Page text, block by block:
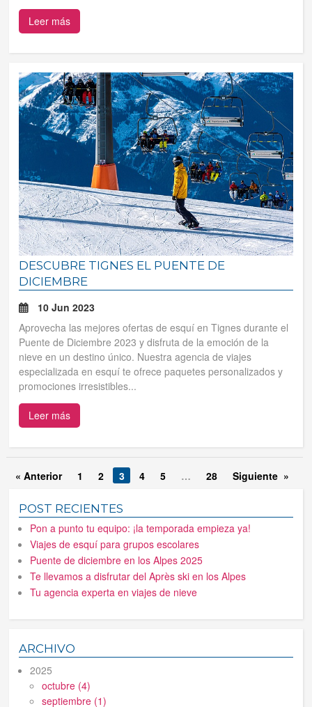
Leer más
DESCUBRE TIGNES EL PUENTE DE
DICIEMBRE
10 Jun 2023
Aprovecha las mejores ofertas de esquí en Tignes durante el
Puente de Diciembre 2023 y disfruta de la emoción de la
nieve en un destino único. Nuestra agencia de viajes
especializada en esquí te ofrece paquetes personalizados y
promociones irresistibles...
Leer más
« Anterior 1 2 3 4 5 … 28 Siguiente »
POST RECIENTES
Pon a punto tu equipo: ¡la temporada empieza ya!
Viajes de esquí para grupos escolares
Puente de diciembre en los Alpes 2025
Te llevamos a disfrutar del Après ski en los Alpes
Tu agencia experta en viajes de nieve
ARCHIVO
2025
octubre (4)
septiembre (1)